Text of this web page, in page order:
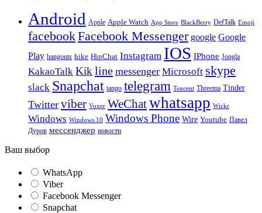
Android Apple Apple Watch App Store BlackBerry DefTalk Emoji
facebookFacebook Messenger google Google
Play hangouts hike HipChat Instagram IOS IPhone Jongla
KakaoTalk Kik line messenger Microsoft skype
slack Snapchat tango telegram Tencent Threema Tinder
Twitter viber Voxer WeChatwhatsapp Wickr
Windows Windows 10 Windows Phone Wire Youtube Павел
Дуров мессенджер новости
Ваш выбор
WhatsApp
Viber
Facebook Messenger
Snapchat